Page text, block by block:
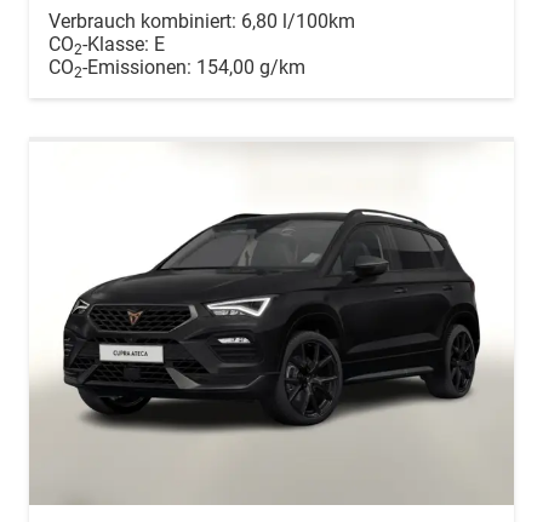
Verbrauch kombiniert: 6,80 l/100km
CO2-Klasse: E
CO2-Emissionen: 154,00 g/km